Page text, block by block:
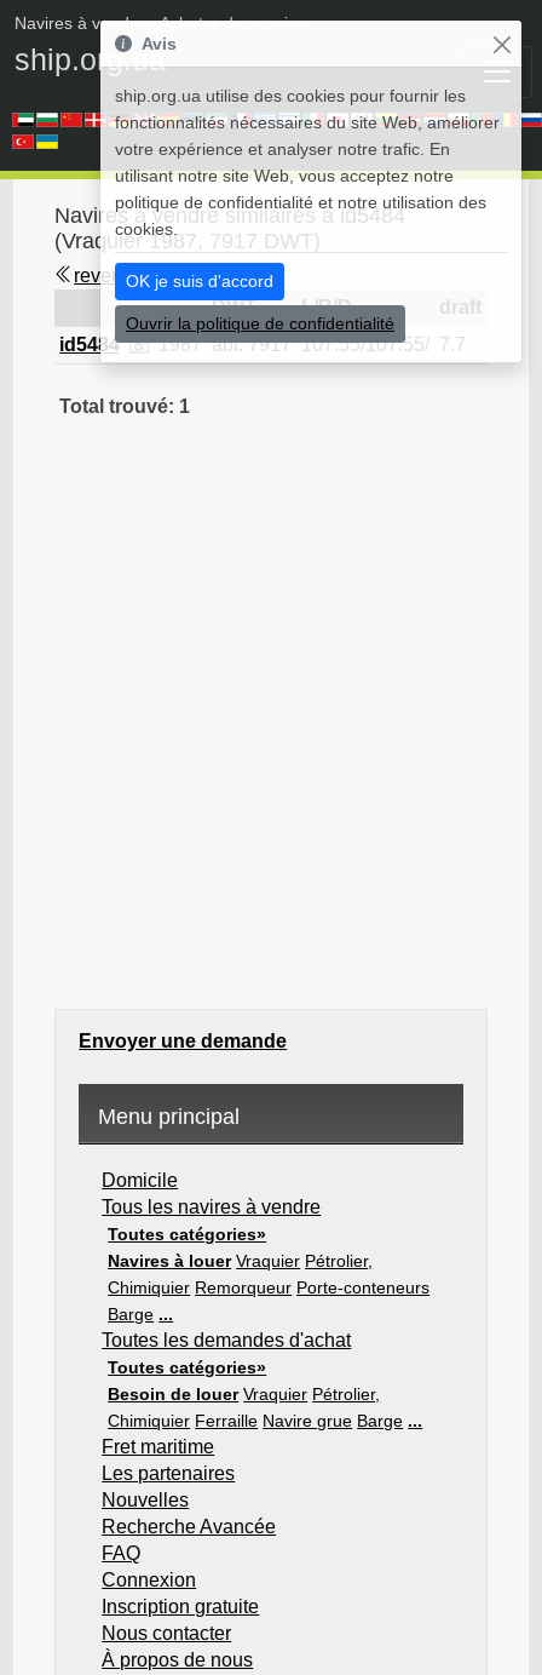
Navires à vendre• Acheter des navires
ship.org.ua
Navires à vendre similaires à id5484
(Vraquier 1987, 7917 DWT)
revenir en arrière
DWT
L/B/D
draft
id5484
1987 abt. 7917 107.55/107.55/ 7.7
Total trouvé: 1
Envoyer une demande
Menu principal
Domicile
Tous les navires à vendre
Toutes catégories»
Navires à louer Vraquier Pétrolier,
Chimiquier Remorqueur Porte-conteneurs
Barge ...
Toutes les demandes d'achat
Toutes catégories»
Besoin de louer Vraquier Pétrolier,
Chimiquier Ferraille Navire grue Barge ...
Fret maritime
Les partenaires
Nouvelles
Recherche Avancée
FAQ
Connexion
Inscription gratuite
Nous contacter
À propos de nous
Avis
ship.org.ua utilise des cookies pour fournir les
fonctionnalités nécessaires du site Web, améliorer
votre expérience et analyser notre trafic. En
utilisant notre site Web, vous acceptez notre
politique de confidentialité et notre utilisation des
cookies.
OK je suis d'accord
Ouvrir la politique de confidentialité